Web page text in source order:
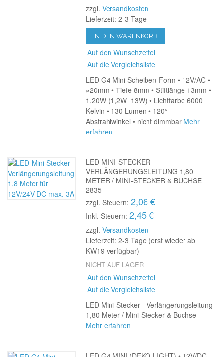
zzgl.Versandkosten
Lieferzeit: 2-3 Tage
IN DEN WARENKORB
Auf den Wunschzettel
Auf die Vergleichsliste
LED G4 Mini Scheiben-Form • 12V/AC •
⌀20mm • Tiefe 8mm • Stiftlänge 13mm •
1,20W (1,2W=13W) • Lichtfarbe 6000
Kelvin • 130 Lumen • 120°
Abstrahlwinkel • nicht dimmbar Mehr
erfahren
LED MINI-STECKER -
VERLÄNGERUNGSLEITUNG 1,80
METER / MINI-STECKER & BUCHSE
2835
zzgl. Steuern: 2,06 €
Inkl. Steuern: 2,45 €
zzgl.Versandkosten
Lieferzeit: 2-3 Tage (erst wieder ab
KW19 verfügbar)
NICHT AUF LAGER
Auf den Wunschzettel
Auf die Vergleichsliste
LED Mini-Stecker - Verlängerungsleitung
1,80 Meter / Mini-Stecker & Buchse
Mehr erfahren